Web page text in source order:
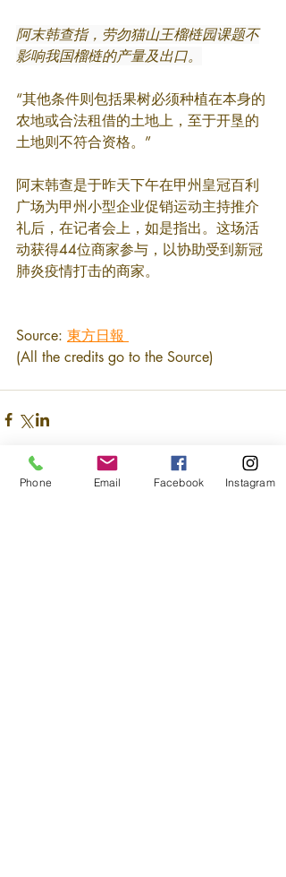
阿末韩查指，劳勿猫山王榴梿园课题不
影响我国榴梿的产量及出口。
“其他条件则包括果树必须种植在本身的
农地或合法租借的土地上，至于开垦的
土地则不符合资格。”
阿末韩查是于昨天下午在甲州皇冠百利
广场为甲州小型企业促销运动主持推介
礼后，在记者会上，如是指出。这场活
动获得44位商家参与，以协助受到新冠
肺炎疫情打击的商家。
Source: 東方日報
(All the credits go to the Source)
Phone Email Facebook Instagram